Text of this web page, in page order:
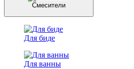
Смесители
Для биде
Для ванны